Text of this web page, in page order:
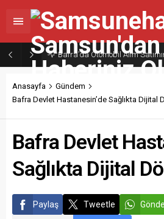
Anasayfa
Gündem
Bafra Devlet Hastanesin’de Sağlıkta Dijital
Bafra Devlet
Sağlıkta Dijital
Paylaş Tweetle